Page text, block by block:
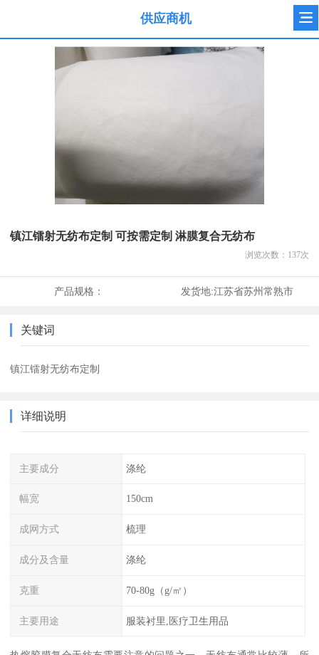
供应商机
镇江镭射无纺布定制 可按需定制 淋膜复合无纺布
浏览次数： 137次
产品规格： 发货地:江苏省苏州常熟市
关键词
镇江镭射无纺布定制
详细说明
主要成分 涤纶
幅宽 150cm
成网方式 梳理
成分及含量 涤纶
克重 70-80g（g/㎡）
主要用途 服装衬里,医疗卫生用品